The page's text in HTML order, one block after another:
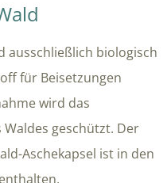
ausschließlich biologisch
für Beisetzungen
wird das
geschützt. Der
Aschekapsel ist in den